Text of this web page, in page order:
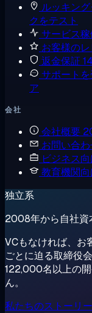
ルッキン
クをテスト
サービス
お客様の
返金保証
サポート
ア
会社
会社概要
お問い合
ビジネス
教育機関
独立系
2008年から自社資
VCもなければ、お
ごとに迫る取締役
122,000名以上の
ん。
私たちのストーリ